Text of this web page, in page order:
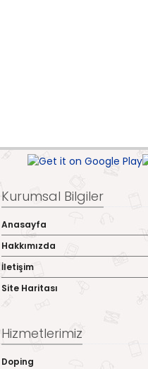
Kurumsal Bilgiler
Anasayfa
Hakkımızda
İletişim
Site Haritası
Hizmetlerimiz
Doping